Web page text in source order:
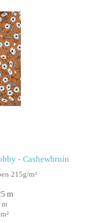
- Cashewbruin
215g/m²
m